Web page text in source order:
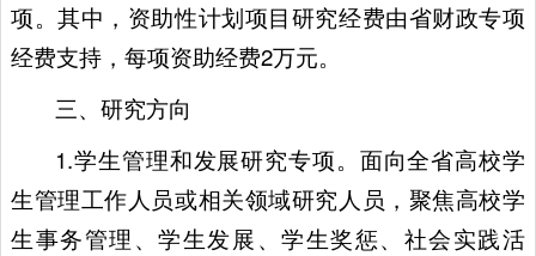
项。其中，资助性计划项目研究经费由省财政专项
经费支持，每项资助经费2万元。
三、研究方向
1.学生管理和发展研究专项。面向全省高校学
生管理工作人员或相关领域研究人员，聚焦高校学
生事务管理、学生发展、学生奖惩、社会实践活